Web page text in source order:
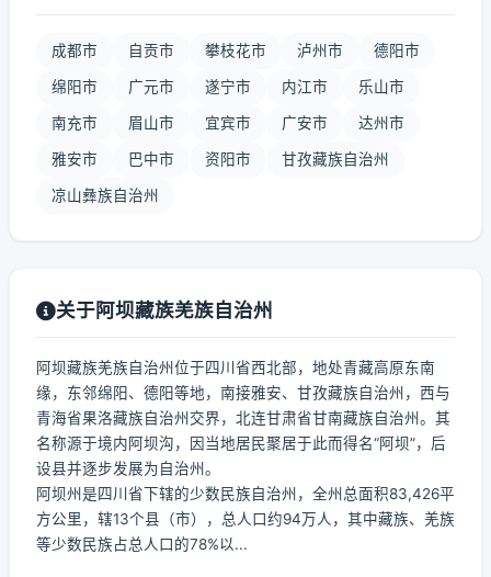
成都市 自贡市 攀枝花市 泸州市 德阳市
绵阳市 广元市 遂宁市 内江市 乐山市
南充市 眉山市 宜宾市 广安市 达州市
雅安市 巴中市 资阳市 甘孜藏族自治州
凉山彝族自治州
关于阿坝藏族羌族自治州
阿坝藏族羌族自治州位于四川省西北部，地处青藏高原东南
缘，东邻绵阳、德阳等地，南接雅安、甘孜藏族自治州，西与
青海省果洛藏族自治州交界，北连甘肃省甘南藏族自治州。其
名称源于境内阿坝沟，因当地居民聚居于此而得名“阿坝”，后
设县并逐步发展为自治州。
阿坝州是四川省下辖的少数民族自治州，全州总面积83,426平
方公里，辖13个县（市），总人口约94万人，其中藏族、羌族
等少数民族占总人口的78%以...